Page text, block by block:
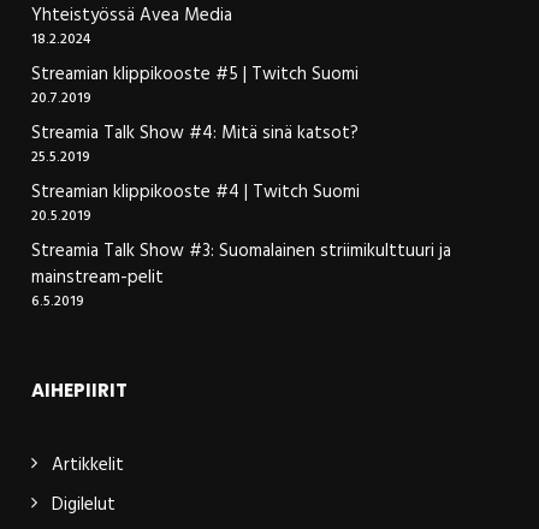
Yhteistyössä Avea Media
18.2.2024
Streamian klippikooste #5 | Twitch Suomi
20.7.2019
Streamia Talk Show #4: Mitä sinä katsot?
25.5.2019
Streamian klippikooste #4 | Twitch Suomi
20.5.2019
Streamia Talk Show #3: Suomalainen striimikulttuuri ja
mainstream-pelit
6.5.2019
AIHEPIIRIT
Artikkelit
Digilelut